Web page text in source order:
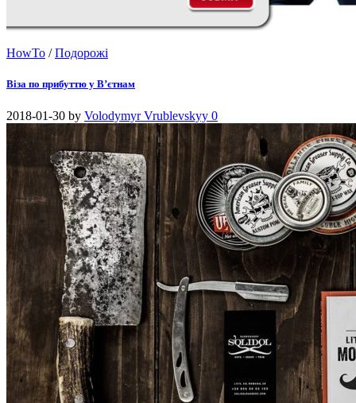
HowTo /Подорожі
Віза по прибуттю у В’єтнам
2018-01-30 by Volodymyr Vrublevskyy 0